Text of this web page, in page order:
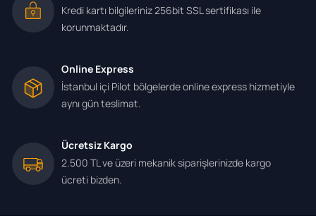
Kredi kartı bilgileriniz 256bit SSL sertifikası ile
korunmaktadır.
Online Express
İstanbul içi Pilot bölgelerde online express hizmetiyle
aynı gün teslimat.
Ücretsiz Kargo
2.500 TL ve üzeri mekanik siparişlerinizde kargo
ücreti bizden.